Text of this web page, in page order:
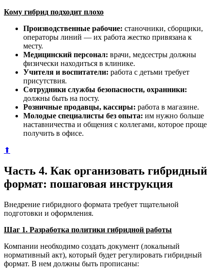
Кому гибрид подходит плохо
Производственные рабочие: станочники, сборщики,
операторы линий — их работа жестко привязана к
месту.
Медицинский персонал: врачи, медсестры должны
физически находиться в клинике.
Учителя и воспитатели: работа с детьми требует
присутствия.
Сотрудники службы безопасности, охранники:
должны быть на посту.
Розничные продавцы, кассиры: работа в магазине.
Молодые специалисты без опыта: им нужно больше
наставничества и общения с коллегами, которое проще
получить в офисе.
⬆
Часть 4. Как организовать гибридный
формат: пошаговая инструкция
Внедрение гибридного формата требует тщательной
подготовки и оформления.
Шаг 1. Разработка политики гибридной работы
Компании необходимо создать документ (локальный
нормативный акт), который будет регулировать гибридный
формат. В нем должны быть прописаны: